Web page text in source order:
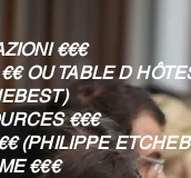
€€€
OU TABLE D
€€€
(PHILIPPE
€€€